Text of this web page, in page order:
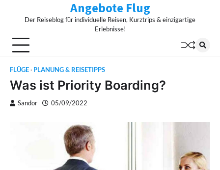
Angebote Flug
Der Reiseblog für individuelle Reisen, Kurztrips & einzigartige
Erlebnisse!
FLÜGE PLANUNG & REISETIPPS
Was ist Priority Boarding?
Sandor 05/09/2022